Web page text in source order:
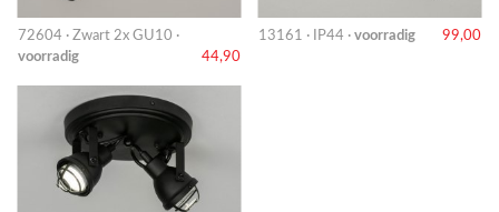
72604 · Zwart 2x GU10 ·
voorradig
44,90
13161 · IP44 · voorradig 99,00